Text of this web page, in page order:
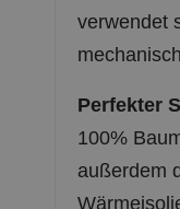
verwendet
Perfekter
100%
außerdem